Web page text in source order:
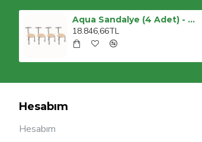
Aqua Sandalye (4 Adet) - Akçaağaç
18.846,66TL
Hesabım
Hesabım